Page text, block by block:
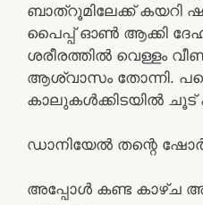
ബാത്‌റൂമിലേക്ക് കയറി
പൈപ്പ് ഓൺ ആക്കി
ശരീരത്തിൽ വെള്ളം
ആശ്വാസം തോന്നി.
കാലുകൾക്കിടയിൽ ചൂട്
ഡാനിയേൽ തന്റെ
അപ്പോൾ കണ്ട കാഴ്ച